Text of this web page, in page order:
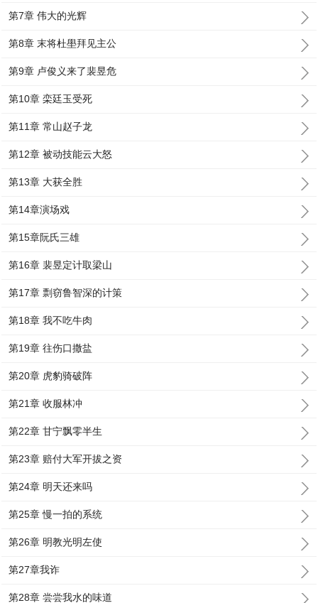
第7章 伟大的光辉
第8章 末将杜壆拜见主公
第9章 卢俊义来了裴昱危
第10章 栾廷玉受死
第11章 常山赵子龙
第12章 被动技能云大怒
第13章 大获全胜
第14章演场戏
第15章阮氏三雄
第16章 裴昱定计取梁山
第17章 剽窃鲁智深的计策
第18章 我不吃牛肉
第19章 往伤口撒盐
第20章 虎豹骑破阵
第21章 收服林冲
第22章 甘宁飘零半生
第23章 赔付大军开拔之资
第24章 明天还来吗
第25章 慢一拍的系统
第26章 明教光明左使
第27章我诈
第28章 尝尝我水的味道